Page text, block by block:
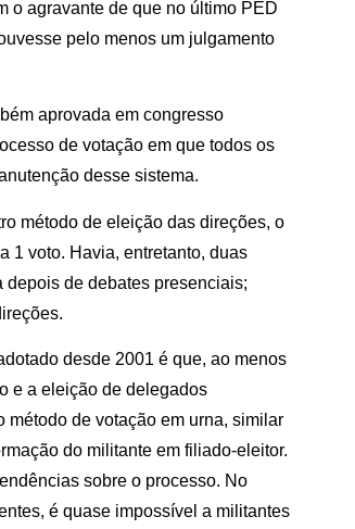
o agravante de que no último PED
pelo menos um julgamento
aprovada em congresso
de votação em que todos os
desse sistema.
método de eleição das direções, o
1 voto. Havia, entretanto, duas
de debates presenciais;
desde 2001 é que, ao menos
e a eleição de delegados
método de votação em urna, similar
do militante em filiado-eleitor.
sobre o processo. No
é quase impossível a militantes